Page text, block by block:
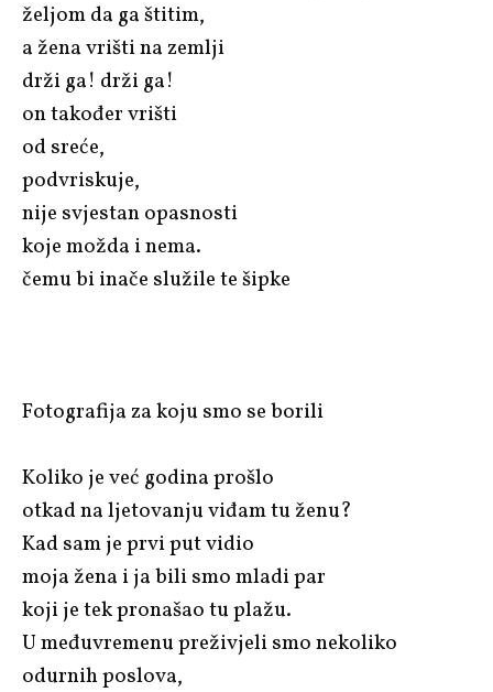
željom da ga štitim,
a žena vrišti na zemlji
drži ga! drži ga!
on također vrišti
od sreće,
podvriskuje,
nije svjestan opasnosti
koje možda i nema.
čemu bi inače služile te šipke
Fotografija za koju smo se borili
Koliko je već godina prošlo
otkad na ljetovanju viđam tu ženu?
Kad sam je prvi put vidio
moja žena i ja bili smo mladi par
koji je tek pronašao tu plažu.
U međuvremenu preživjeli smo nekoliko
odurnih poslova,